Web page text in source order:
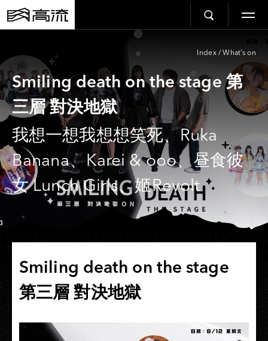
Index / What’s on
Smiling death on the stage 第
三層 對決地獄
我想一想我想想笑死、Ruka
Banana、Karei & ooo、昼食彼
女 Lunch Girls、姬Revolt
Smiling death on the stage
第三層 對決地獄